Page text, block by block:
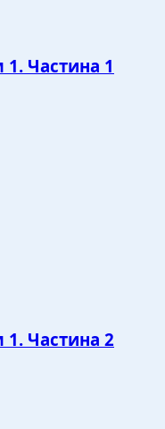
Частина 1
Частина 2